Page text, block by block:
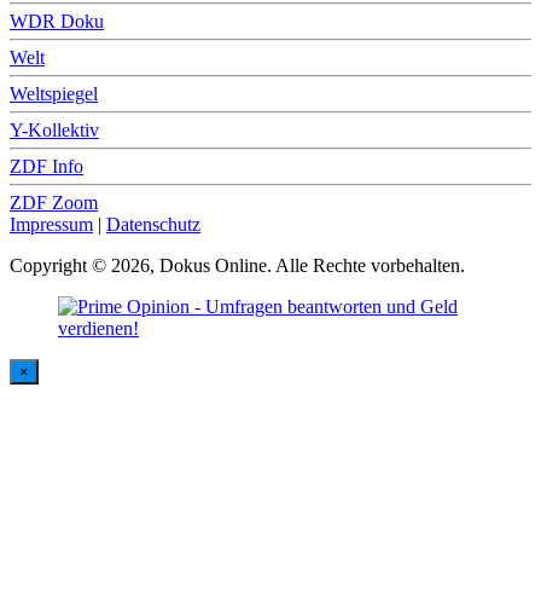
WDR Doku
Welt
Weltspiegel
Y-Kollektiv
ZDF Info
ZDF Zoom
Impressum | Datenschutz
Copyright © 2026, Dokus Online. Alle Rechte vorbehalten.
×